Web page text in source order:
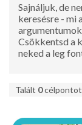
Sajnáljuk, de
keresésre - mi
Csökkentsd a
neked a leg
Talált 0célpontot